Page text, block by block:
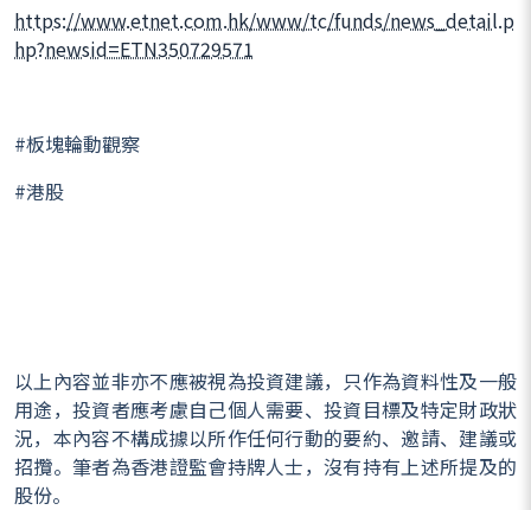
https://www.etnet.com.hk/www/tc/funds/news_detail.p
hp?newsid=ETN350729571
#板塊輪動觀察
#港股
以上內容並非亦不應被視為投資建議，只作為資料性及一般
用途，投資者應考慮自己個人需要、投資目標及特定財政狀
況，本內容不構成據以所作任何行動的要約、邀請、建議或
招攬。筆者為香港證監會持牌人士，沒有持有上述所提及的
股份。